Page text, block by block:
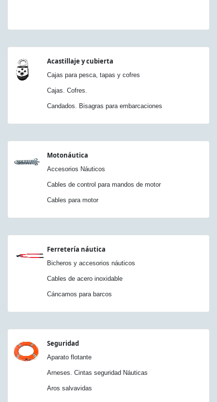
Acastillaje y cubierta
Cajas para pesca, tapas y cofres
Cajas. Cofres.
Candados. Bisagras para embarcaciones
Motonáutica
Accesorios Náuticos
Cables de control para mandos de motor
Cables para motor
Ferretería náutica
Bicheros y accesorios náuticos
Cables de acero inoxidable
Cáncamos para barcos
Seguridad
Aparato flotante
Arneses. Cintas seguridad Náuticas
Aros salvavidas